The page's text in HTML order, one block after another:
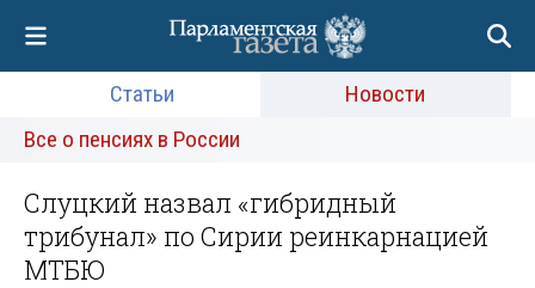
Статьи
Новости
Все о пенсиях в России
Слуцкий назвал «гибридный
трибунал» по Сирии реинкарнацией
МТБЮ